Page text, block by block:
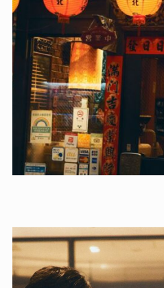
Bettei spa,
relaxation.
日帰り温泉と、茶寮。昼から贅沢に。